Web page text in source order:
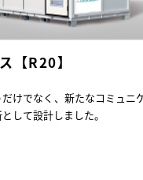
【R20】
けでなく、新たなコミュニ
して設計しました。